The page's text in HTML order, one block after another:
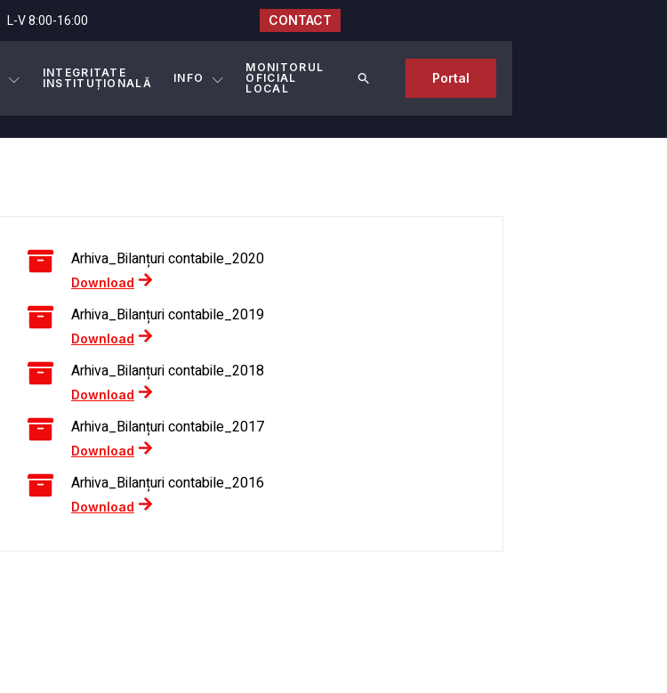
L-V 8:00-16:00 CONTACT
INTEGRITATE
INSTITUȚIONALĂ
INFO
MONITORUL
OFICIAL
LOCAL
Portal
Arhiva_Bilanțuri contabile_2020
Download
Arhiva_Bilanțuri contabile_2019
Download
Arhiva_Bilanțuri contabile_2018
Download
Arhiva_Bilanțuri contabile_2017
Download
Arhiva_Bilanțuri contabile_2016
Download